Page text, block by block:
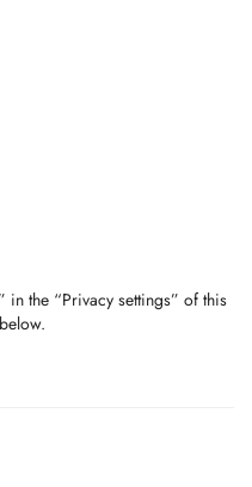
in the “Privacy settings” of this